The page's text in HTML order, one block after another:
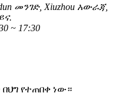
መንገድ, Xiuzhou አውራጃ,
~ 17:30
በህግ የተጠበቀ ነው።